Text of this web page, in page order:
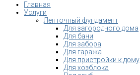
Главная
Услуги
Ленточный фундамент
Для загородного дома
Для бани
Для забора
Для гаража
Для пристройки к дому
Для хозблока